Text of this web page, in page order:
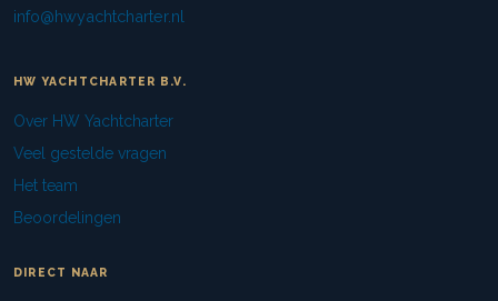
info@hwyachtcharter.nl
HW YACHTCHARTER B.V.
Over HW Yachtcharter
Veel gestelde vragen
Het team
Beoordelingen
DIRECT NAAR